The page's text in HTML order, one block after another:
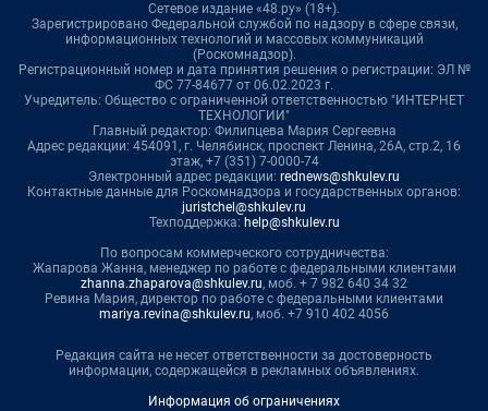
Сетевое издание «48.ру» (18+).
Зарегистрировано Федеральной службой по надзору в сфере связи,
информационных технологий и массовых коммуникаций
(Роскомнадзор).
Регистрационный номер и дата принятия решения о регистрации: ЭЛ №
ФС 77-84677 от 06.02.2023 г.
Учредитель: Общество с ограниченной ответственностью "ИНТЕРНЕТ
ТЕХНОЛОГИИ"
Главный редактор: Филипцева Мария Сергеевна
Адрес редакции: 454091, г. Челябинск, проспект Ленина, 26А, стр.2, 16
этаж, +7 (351) 7-0000-74
Электронный адрес редакции: rednews@shkulev.ru
Контактные данные для Роскомнадзора и государственных органов:
juristchel@shkulev.ru
Техподдержка: help@shkulev.ru
По вопросам коммерческого сотрудничества:
Жапарова Жанна, менеджер по работе с федеральными клиентами
zhanna.zhaparova@shkulev.ru, моб. + 7 982 640 34 32
Ревина Мария, директор по работе с федеральными клиентами
mariya.revina@shkulev.ru, моб. +7 910 402 4056
Редакция сайта не несет ответственности за достоверность
информации, содержащейся в рекламных объявлениях.
Информация об ограничениях